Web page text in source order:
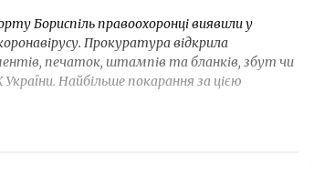
Бориспіль правоохоронці виявили у
Прокуратура відкрила
печаток, штампів та бланків, збут чи
Найбільше покарання за цією